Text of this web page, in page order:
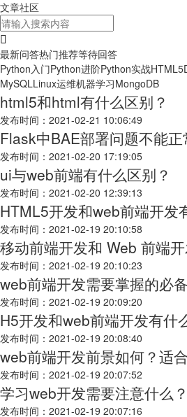
文章社区
最新问答热门推荐等待回答
Python入门Python进阶Python实战HTML5
MySQLLinux运维机器学习MongoDB
html5和html有什么区别？
发布时间：2021-02-21 10:06:49
Flask中BAE部署问题不能
发布时间：2021-02-20 17:19:05
ui与web前端有什么区别？
发布时间：2021-02-20 12:39:13
HTML5开发和web前端开发
发布时间：2021-02-19 20:10:58
移动前端开发和 Web 前端
发布时间：2021-02-19 20:10:23
web前端开发需要掌握的必
发布时间：2021-02-19 20:09:20
H5开发和web前端开发有什
发布时间：2021-02-19 20:08:40
web前端开发前景如何？适
发布时间：2021-02-19 20:07:52
学习web开发需要注意什么？
发布时间：2021-02-19 20:07:16